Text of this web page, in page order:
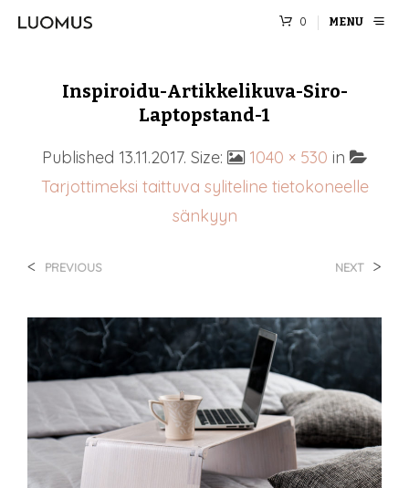
0 MENU
Inspiroidu-Artikkelikuva-Siro-
Laptopstand-1
Published 13.11.2017. Size: 1040 × 530 in
Tarjottimeksi taittuva syliteline tietokoneelle
sänkyyn
< PREVIOUS NEXT >